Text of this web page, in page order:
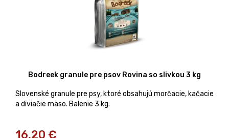
Bodreek granule pre psov Rovina so slivkou 3 kg
Slovenské granule pre psy, ktoré obsahujú morčacie, kačacie
a diviačie mäso. Balenie 3 kg.
16,20 €